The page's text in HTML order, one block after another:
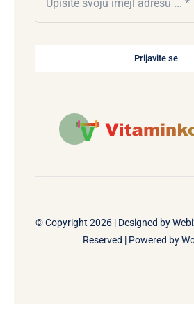
Prijavite se
© Copyright 2026 | Designed by
Reserved | Powered by